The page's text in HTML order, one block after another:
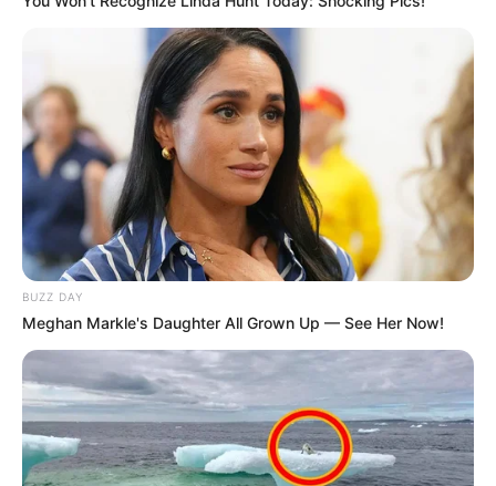
Bikin Ngakak, 10 Potret
Cosplay Murah Pakai Bahan
Seadanya
Anti Mainstream, 10 Cara
Membawa Barang Belanjaan
Versi Warga Thailand
BUZZ DAY
Meghan Markle's Daughter All Grown Up — See Her Now!